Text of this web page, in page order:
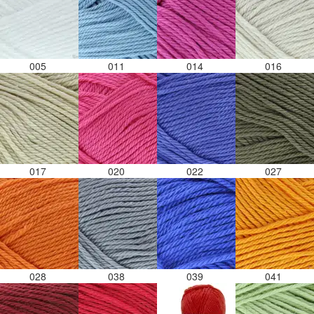
005 011 014 016
017 020 022 027
028 038 039 041